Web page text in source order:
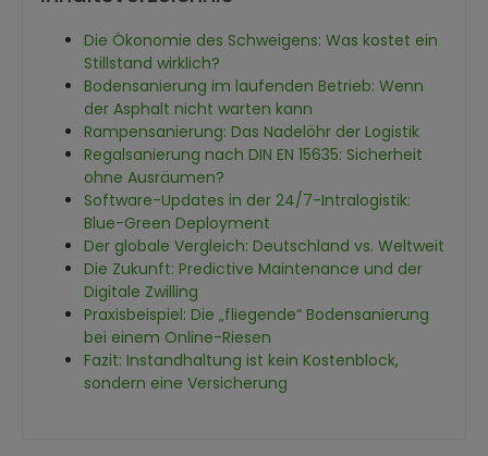
Die Ökonomie des Schweigens: Was kostet ein
Stillstand wirklich?
Bodensanierung im laufenden Betrieb: Wenn
der Asphalt nicht warten kann
Rampensanierung: Das Nadelöhr der Logistik
Regalsanierung nach DIN EN 15635: Sicherheit
ohne Ausräumen?
Software-Updates in der 24/7-Intralogistik:
Blue-Green Deployment
Der globale Vergleich: Deutschland vs. Weltweit
Die Zukunft: Predictive Maintenance und der
Digitale Zwilling
Praxisbeispiel: Die „fliegende“ Bodensanierung
bei einem Online-Riesen
Fazit: Instandhaltung ist kein Kostenblock,
sondern eine Versicherung